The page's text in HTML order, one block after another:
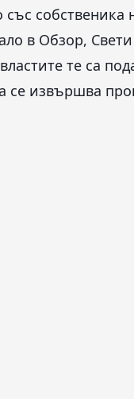
със собственика
в Обзор,
те са
извършва